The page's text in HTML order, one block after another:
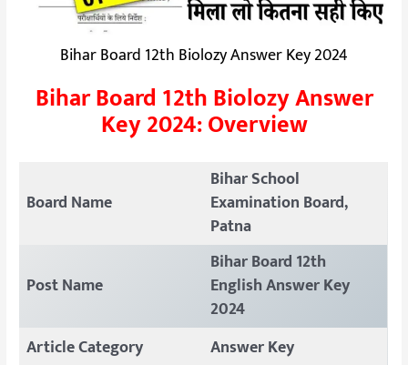
Bihar Board 12th Biolozy Answer Key 2024
Bihar Board 12th Biolozy Answer
Key 2024: Overview
Board Name
Bihar School
Examination Board,
Patna
Post Name
Bihar Board 12th
English Answer Key
2024
Article Category
Answer Key